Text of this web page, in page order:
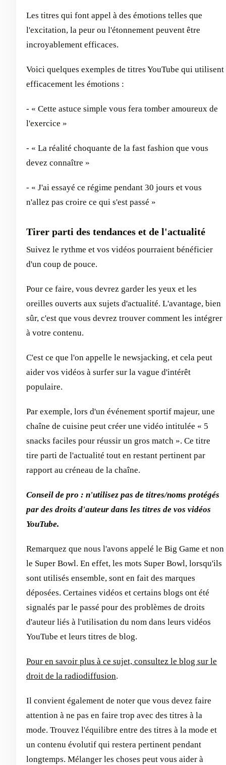
Les titres qui font appel à des émotions telles que
l'excitation, la peur ou l'étonnement peuvent être
incroyablement efficaces.
Voici quelques exemples de titres YouTube qui utilisent
efficacement les émotions :
- « Cette astuce simple vous fera tomber amoureux de
l'exercice »
- « La réalité choquante de la fast fashion que vous
devez connaître »
- « J'ai essayé ce régime pendant 30 jours et vous
n'allez pas croire ce qui s'est passé »
Tirer parti des tendances et de l'actualité
Suivez le rythme et vos vidéos pourraient bénéficier
d'un coup de pouce.
Pour ce faire, vous devrez garder les yeux et les
oreilles ouverts aux sujets d'actualité. L'avantage, bien
sûr, c'est que vous devrez trouver comment les intégrer
à votre contenu.
C'est ce que l'on appelle le newsjacking, et cela peut
aider vos vidéos à surfer sur la vague d'intérêt
populaire.
Par exemple, lors d'un événement sportif majeur, une
chaîne de cuisine peut créer une vidéo intitulée « 5
snacks faciles pour réussir un gros match ». Ce titre
tire parti de l'actualité tout en restant pertinent par
rapport au créneau de la chaîne.
Conseil de pro : n'utilisez pas de titres/noms protégés
par des droits d'auteur dans les titres de vos vidéos
YouTube.
Remarquez que nous l'avons appelé le Big Game et non
le Super Bowl. En effet, les mots Super Bowl, lorsqu'ils
sont utilisés ensemble, sont en fait des marques
déposées. Certaines vidéos et certains blogs ont été
signalés par le passé pour des problèmes de droits
d'auteur liés à l'utilisation du nom dans leurs vidéos
YouTube et leurs titres de blog.
Pour en savoir plus à ce sujet, consultez le blog sur le
droit de la radiodiffusion.
Il convient également de noter que vous devez faire
attention à ne pas en faire trop avec des titres à la
mode. Trouvez l'équilibre entre des titres à la mode et
un contenu évolutif qui restera pertinent pendant
longtemps. Mélanger les choses peut vous aider à